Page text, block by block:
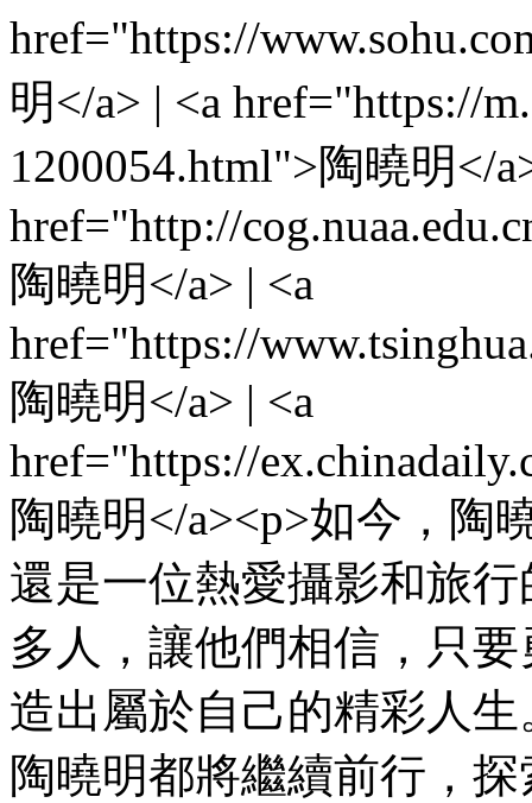
href="https://
明</a> | <a href="https://
1200054.html">陶曉明</
href="http://
陶曉明</a> | <a
href="https://
陶曉明</a> | <a
href="https://
陶曉明</a><p>如今，陶
還是一位熱愛攝影和旅
多人，讓他們相信，只
造出屬於自己的精彩人
陶曉明都將繼續前行，